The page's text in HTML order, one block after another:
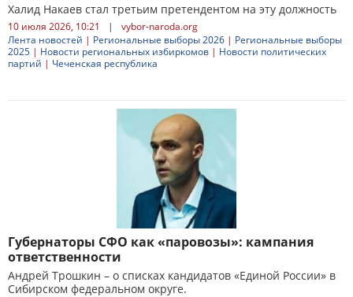
Халид Накаев стал третьим претендентом на эту должность
10 июля 2026, 10:21 |
vybor-naroda.org
Лента новостей | Региональные выборы 2026 | Региональные выборы
2025 | Новости региональных избиркомов | Новости политических
партий | Чеченская республика
Губернаторы СФО как «паровозы»: кампания
ответственности
Андрей Трошкин – о списках кандидатов «Единой России» в
Сибирском федеральном округе.